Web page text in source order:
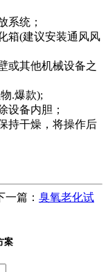
统；
(建议安装通风风
其他机械设备之
.爆款);
备内胆；
持干燥，将操作后
一篇： 臭氧老化试
案